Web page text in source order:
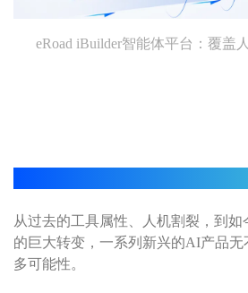
eRoad iBuilder智能体平台：覆盖
从过去的工具属性、人机割裂，到
的巨大转变，一系列新兴的AI产品无
多可能性。